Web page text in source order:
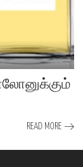
READ MORE